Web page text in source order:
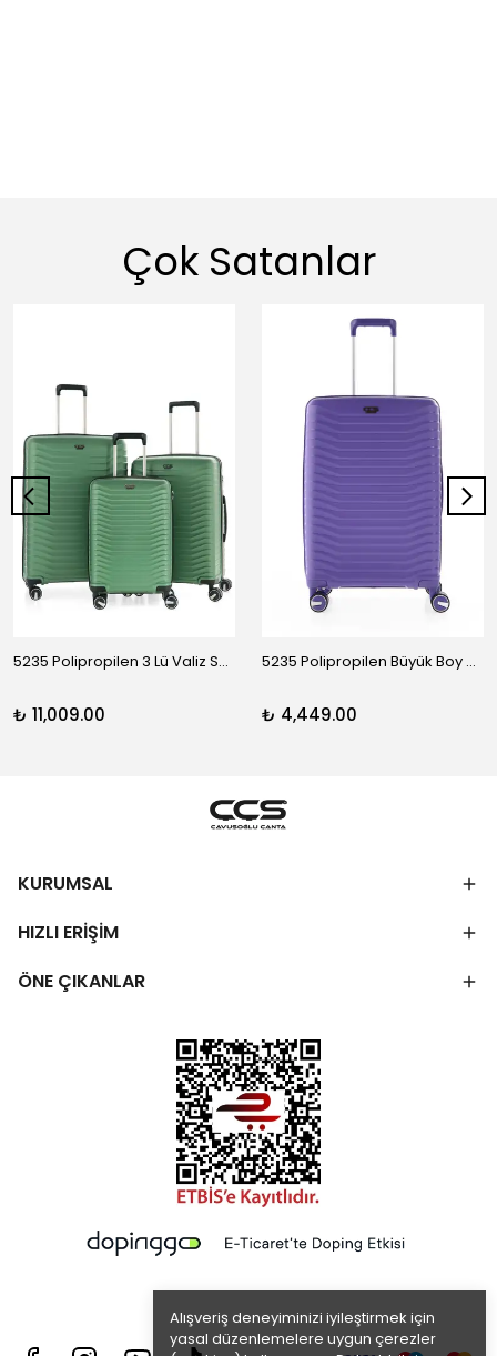
Alışveriş deneyiminizi iyileştirmek için
yasal düzenlemelere uygun çerezler
Çok Satanlar
5235 Polipropilen 3 Lü Valiz Seti
₺ 11,009.00
5235 Polipropilen Büyük Boy Valiz
₺ 4,449.00
KURUMSAL
HIZLI ERİŞİM
ÖNE ÇIKANLAR